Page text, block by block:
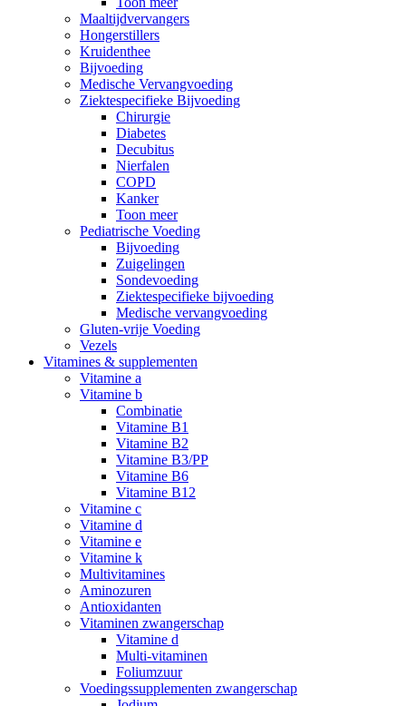
Maaltijdvervangers
Hongerstillers
Kruidenthee
Bijvoeding
Medische Vervangvoeding
Ziektespecifieke Bijvoeding
Chirurgie
Diabetes
Decubitus
Nierfalen
COPD
Kanker
Toon meer
Pediatrische Voeding
Bijvoeding
Zuigelingen
Sondevoeding
Ziektespecifieke bijvoeding
Medische vervangvoeding
Gluten-vrije Voeding
Vezels
Vitamines & supplementen
Vitamine a
Vitamine b
Combinatie
Vitamine B1
Vitamine B2
Vitamine B3/PP
Vitamine B6
Vitamine B12
Vitamine c
Vitamine d
Vitamine e
Vitamine k
Multivitamines
Aminozuren
Antioxidanten
Vitaminen zwangerschap
Vitamine d
Multi-vitaminen
Foliumzuur
Voedingssupplementen zwangerschap